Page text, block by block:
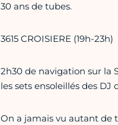
30 ans de tubes.
3615 CROISIERE (19h-23h)
2h30 de navigation sur la
les sets ensoleillés des DJ
On a jamais vu autant de